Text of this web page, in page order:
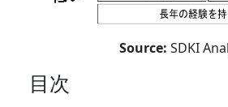
Source: SDKI
目次